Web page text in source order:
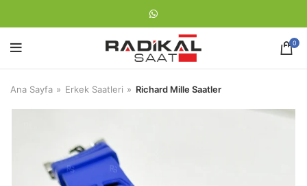
0
Ana Sayfa Erkek Saatleri Richard Mille Saatler